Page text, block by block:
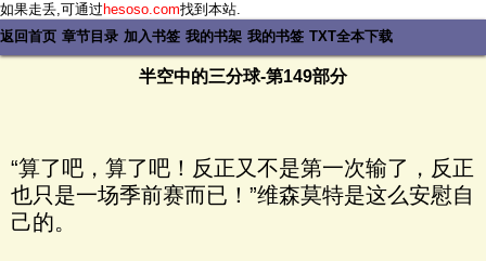
如果走丢,可通过hesoso.com找到本站.
返回首页 章节目录 加入书签 我的书架 我的书签 TXT全本下载
半空中的三分球-第149部分
“算了吧，算了吧！反正又不是第一次输了，反正
也只是一场季前赛而已！”维森莫特是这么安慰自
己的。